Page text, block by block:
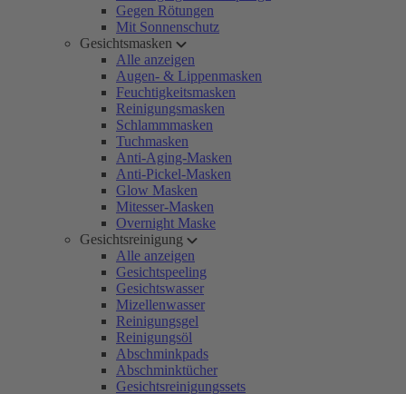
Gegen Rötungen
Mit Sonnenschutz
Gesichtsmasken
Alle anzeigen
Augen- & Lippenmasken
Feuchtigkeitsmasken
Reinigungsmasken
Schlammmasken
Tuchmasken
Anti-Aging-Masken
Anti-Pickel-Masken
Glow Masken
Mitesser-Masken
Overnight Maske
Gesichtsreinigung
Alle anzeigen
Gesichtspeeling
Gesichtswasser
Mizellenwasser
Reinigungsgel
Reinigungsöl
Abschminkpads
Abschminktücher
Gesichtsreinigungssets